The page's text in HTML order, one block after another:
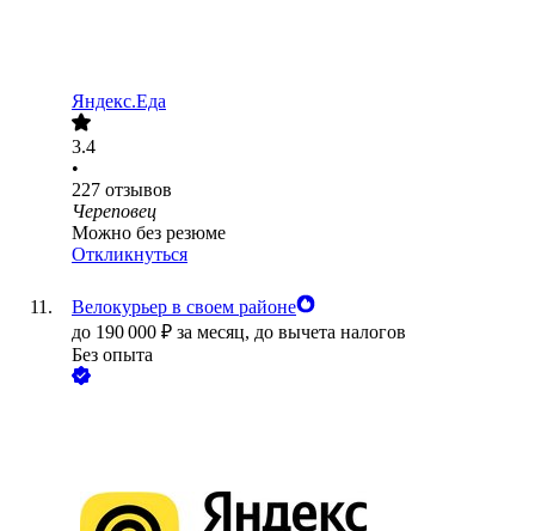
Яндекс.Еда
3.4
•
227 отзывов
Череповец
Можно без резюме
Откликнуться
Велокурьер в своем районе
до 190 000 ₽ за месяц, до вычета налогов
Без опыта